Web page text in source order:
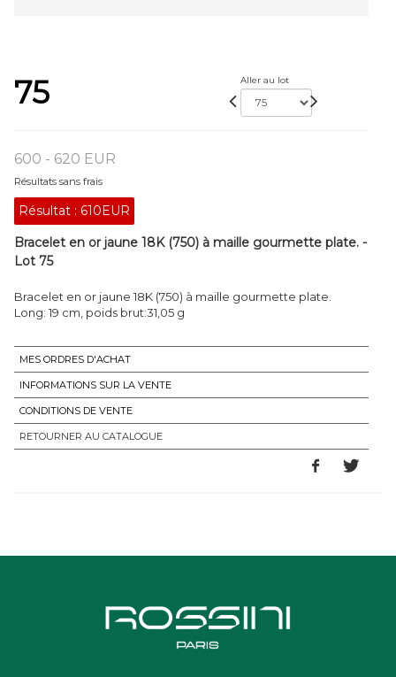
75 Aller au lot
600 - 620 EUR
Résultats sans frais
Résultat : 610EUR
Bracelet en or jaune 18K (750) à maille gourmette plate. -
Lot 75
Bracelet en or jaune 18K (750) à maille gourmette plate.
Long: 19 cm, poids brut:31,05 g
MES ORDRES D'ACHAT
INFORMATIONS SUR LA VENTE
CONDITIONS DE VENTE
RETOURNER AU CATALOGUE